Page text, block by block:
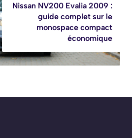
Nissan NV200 Evalia 2009 :
guide complet sur le
monospace compact
économique